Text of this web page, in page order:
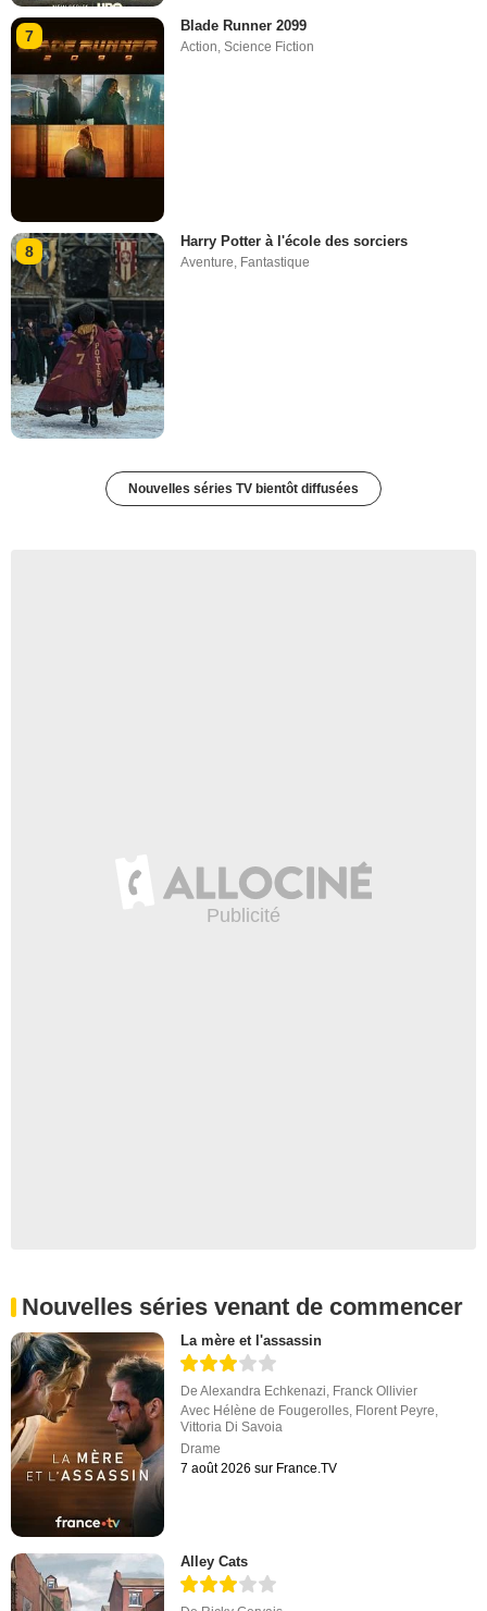
7
Blade Runner 2099
Action,Science Fiction
8
Harry Potter à l'école des sorciers
Aventure, Fantastique
Nouvelles séries TV bientôt diffusées
Nouvelles séries venant de commencer
La mère et l'assassin
DeAlexandra Echkenazi Franck Ollivier
Avec Hélène de Fougerolles Florent Peyre
Vittoria Di Savoia
Drame
7 août 2026 sur France.TV
Alley Cats